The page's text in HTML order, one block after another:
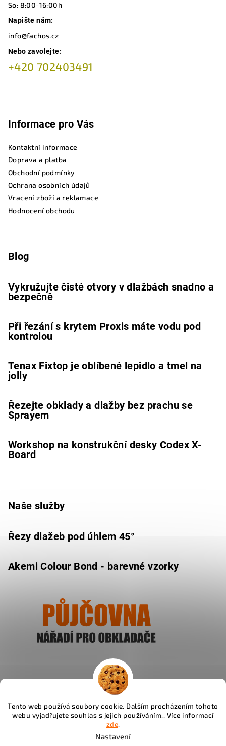
Tento web používá soubory cookie. Dalším procházením tohoto
webu vyjadřujete souhlas s jejich používáním.. Více informací
zde.
Nastavení
So: 8:00-16:00h
Napište nám:
info@fachos.cz
Nebo zavolejte:
+420 702403491
Informace pro Vás
Kontaktní informace
Doprava a platba
Obchodní podmínky
Ochrana osobních údajů
Vracení zboží a reklamace
Hodnocení obchodu
Blog
Vykružujte čisté otvory v dlažbách snadno a
bezpečně
Při řezání s krytem Proxis máte vodu pod
kontrolou
Tenax Fixtop je oblíbené lepidlo a tmel na
jolly
Řezejte obklady a dlažby bez prachu se
Sprayem
Workshop na konstrukční desky Codex X-
Board
Naše služby
Řezy dlažeb pod úhlem 45°
Akemi Colour Bond - barevné vzorky
Ukázat
Instagram